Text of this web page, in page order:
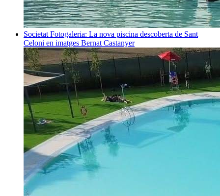
Societat Fotogaleria: La nova piscina descoberta de Sant
Celoni en imatges Bernat Castanyer